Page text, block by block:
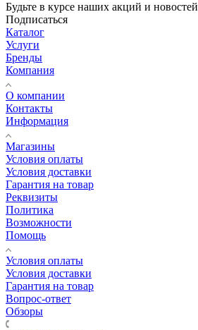
Будьте в курсе наших акций и новостей
Подписаться
Каталог
Услуги
Бренды
Компания
О компании
Контакты
Информация
Магазины
Условия оплаты
Условия доставки
Гарантия на товар
Реквизиты
Политика
Возможности
Помощь
Условия оплаты
Условия доставки
Гарантия на товар
Вопрос-ответ
Обзоры